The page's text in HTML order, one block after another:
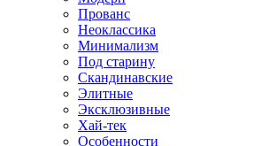
Прованс
Неоклассика
Минимализм
Под старину
Скандинавские
Элитные
Эксклюзивные
Хай-тек
Особенности